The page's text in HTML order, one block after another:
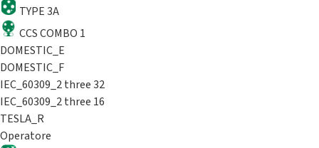
TYPE 3A
CCS COMBO 1
DOMESTIC_E
DOMESTIC_F
IEC_60309_2 three 32
IEC_60309_2 three 16
TESLA_R
Operatore